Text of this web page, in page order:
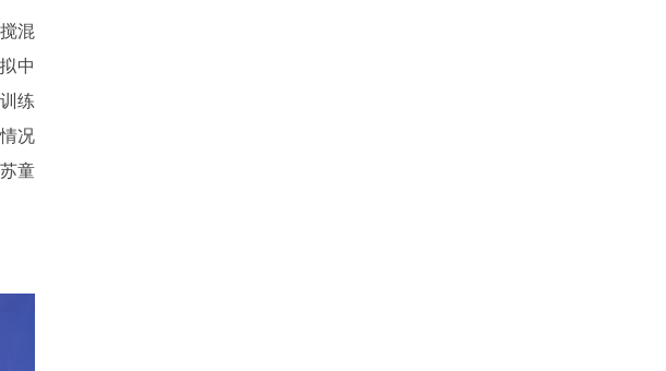
混
中
练
况
童